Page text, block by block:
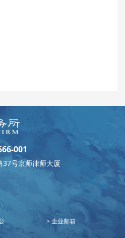
001
37号京师律师大厦
企业邮箱